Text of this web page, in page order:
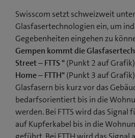
Swisscom setzt schweizweit
Glasfasertechnologien ein, um
Gegebenheiten eingehen zu
Gempen kommt die
Street – FTTS "(Punkt 2 auf Grafik)
Home – FTTH"(Punkt 3 auf Grafik)
Glasfasern bis kurz vor das
bedarfsorientiert bis in die
werden. Bei FTTS wird das Signal
auf Kupferkabel bis in die